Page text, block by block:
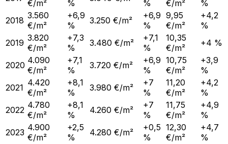
€/m²
%
%
€/m²
%
2018 3.560
€/m²
+6,9
%
3.250 €/m²
+6,9
%
9,95
€/m²
+4,2
%
2019 3.820
€/m²
+7,3
%
3.480 €/m²
+7,1
%
10,35
€/m²
+4 %
2020 4.090
€/m²
+7,1
%
3.720 €/m²
+6,9
%
10,75
€/m²
+3,9
%
2021 4.420
€/m²
+8,1
%
3.980 €/m²
+7
%
11,20
€/m²
+4,2
%
2022 4.780
€/m²
+8,1
%
4.260 €/m²
+7
%
11,75
€/m²
+4,9
%
2023 4.900
€/m²
+2,5
%
4.280 €/m²
+0,5
%
12,30
€/m²
+4,7
%